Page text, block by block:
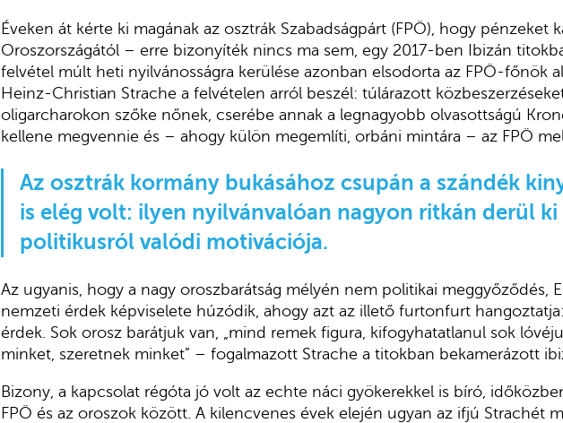
Éveken át kérte ki magának az osztrák Szabadságpárt (FPÖ), hogy pénzeket
Oroszországától – erre bizonyíték nincs ma sem, egy 2017-ben Ibizán
felvétel múlt heti nyilvánosságra kerülése azonban elsodorta az FPÖ-főnök
Heinz-Christian Strache a felvételen arról beszél: túlárazott
oligarcharokon szőke nőnek, cserébe annak a legnagyobb olvasottságú
kellene megvennie és – ahogy külön megemlíti, orbáni mintára – az FPÖ
Az osztrák kormány bukásához csupán a szándék
is elég volt: ilyen nyilvánvalóan nagyon ritkán derül ki
politikusról valódi motivációja.
Az ugyanis, hogy a nagy oroszbarátság mélyén nem politikai meggyőződés,
nemzeti érdek képviselete húzódik, ahogy azt az illető furtonfurt
érdek. Sok orosz barátjuk van, „mind remek figura, kifogyhatatlanul sok
minket, szeretnek minket” – fogalmazott Strache a titokban bekamerázott
Bizony, a kapcsolat régóta jó volt az echte náci gyökerekkel is bíró,
FPÖ és az oroszok között. A kilencvenes évek elején ugyan az ifjú Strachét